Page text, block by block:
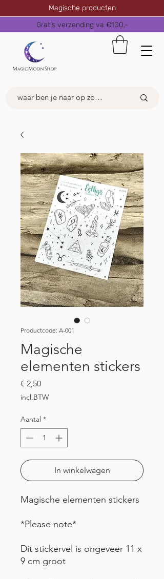
Magische producten
Gratis verzending va €100,-
Productcode: A-001
Magische
elementen stickers
€ 2,50Prijs
incl.BTW
Aantal *
In winkelwagen
Magische elementen stickers
*Please note*
Dit stickervel is ongeveer 11 x
9 cm groot